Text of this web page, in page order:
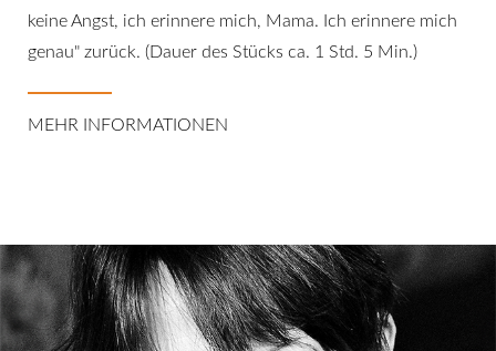
keine Angst, ich erinnere mich, Mama. Ich erinnere mich
genau" zurück. (Dauer des Stücks ca. 1 Std. 5 Min.)
MEHR INFORMATIONEN